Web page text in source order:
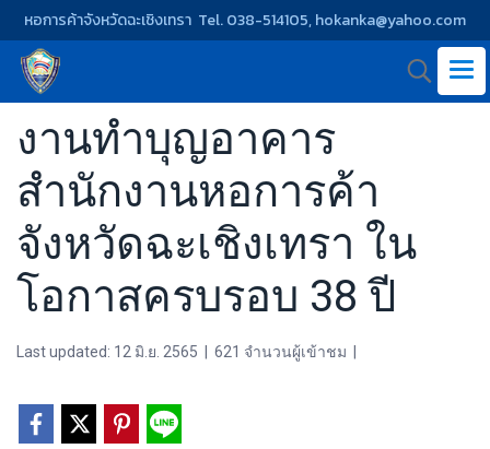
หอการค้าจังหวัดฉะเชิงเทรา Tel. 038-514105, hokanka@yahoo.com
งานทำบุญอาคาร
สำนักงานหอการค้า
จังหวัดฉะเชิงเทรา ใน
โอกาสครบรอบ 38 ปี
Last updated: 12 มิ.ย. 2565 621 จำนวนผู้เข้าชม